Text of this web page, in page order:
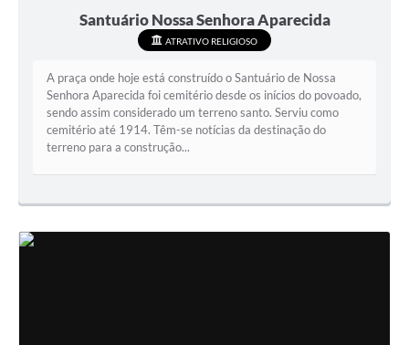
Santuário Nossa Senhora Aparecida
ATRATIVO RELIGIOSO
A praça onde hoje está construído o Santuário de Nossa
Senhora Aparecida foi cemitério desde os inícios do povoado,
sendo assim considerado um terreno santo. Serviu como
cemitério até 1914. Têm-se notícias da destinação do
terreno para a construção...